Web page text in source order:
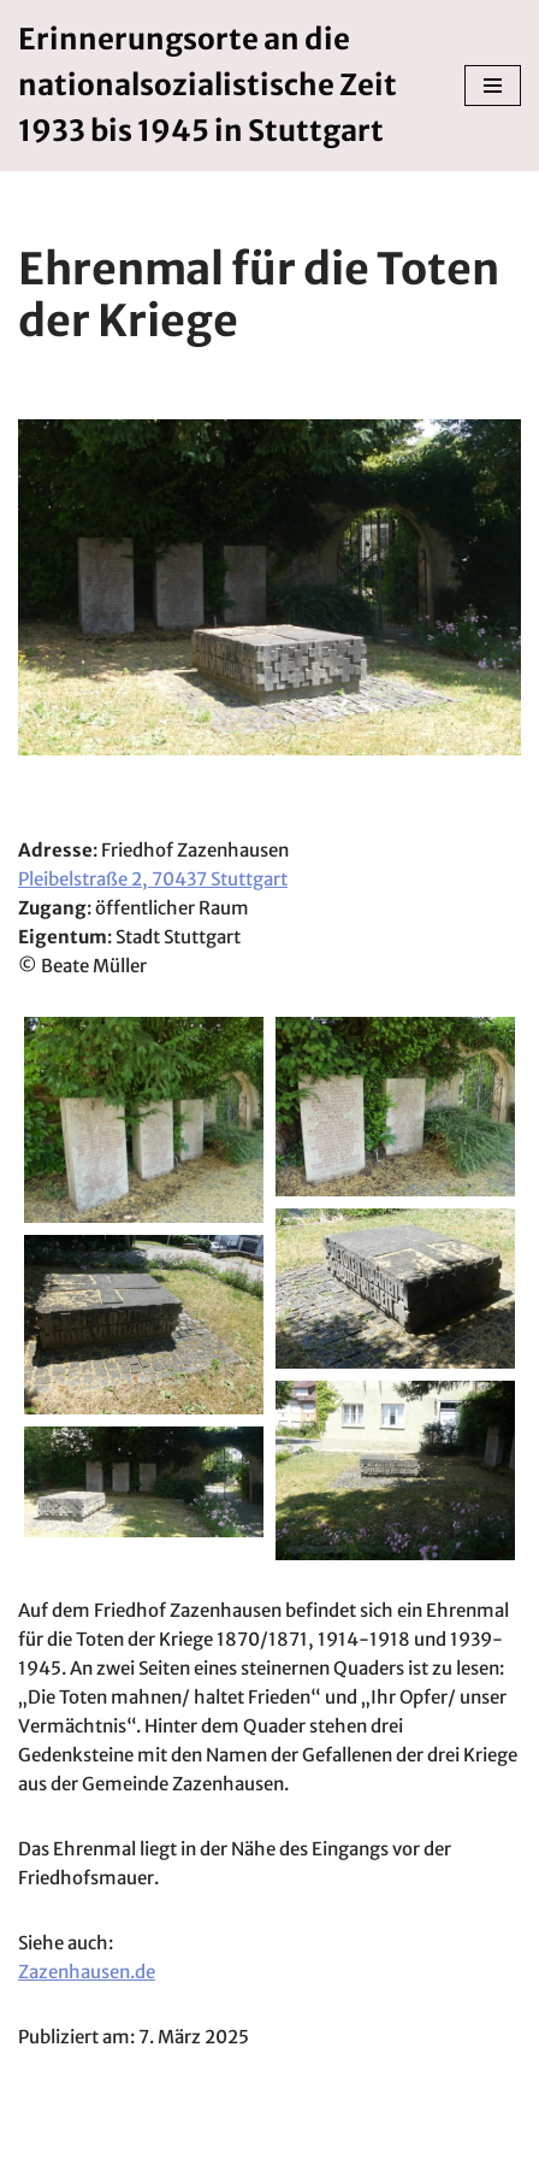
Inhalt
springen
Erinnerungsorte an die
nationalsozialistische Zeit
1933 bis 1945 in Stuttgart
Ehrenmal für die Toten
der Kriege
Adresse: Friedhof Zazenhausen
Pleibelstraße 2, 70437 Stuttgart
Zugang: öffentlicher Raum
Eigentum: Stadt Stuttgart
© Beate Müller
Auf dem Friedhof Zazenhausen befindet sich ein Ehrenmal
für die Toten der Kriege 1870/1871, 1914-1918 und 1939-
1945. An zwei Seiten eines steinernen Quaders ist zu lesen:
„Die Toten mahnen/ haltet Frieden“ und „Ihr Opfer/ unser
Vermächtnis“. Hinter dem Quader stehen drei
Gedenksteine mit den Namen der Gefallenen der drei Kriege
aus der Gemeinde Zazenhausen.
Das Ehrenmal liegt in der Nähe des Eingangs vor der
Friedhofsmauer.
Siehe auch:
Zazenhausen.de
Publiziert am: 7. März 2025